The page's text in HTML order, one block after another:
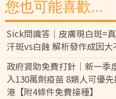
您也可能喜歡...
Sick問識答｜皮膚現白斑=
汗斑vs白蝕 解析發作成因大
政府資助免費打針｜新一季
入130萬劑疫苗 8類人可優
港【附4條件免費接種】